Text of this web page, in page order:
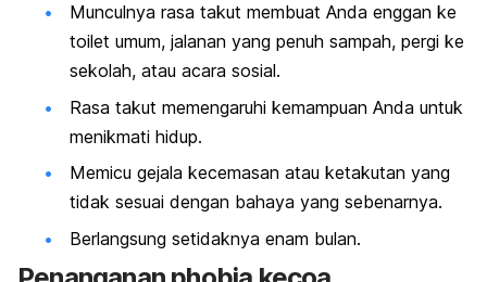
Munculnya rasa takut membuat Anda enggan ke
toilet umum, jalanan yang penuh sampah, pergi ke
sekolah, atau acara sosial.
Rasa takut memengaruhi kemampuan Anda untuk
menikmati hidup.
Memicu gejala kecemasan atau ketakutan yang
tidak sesuai dengan bahaya yang sebenarnya.
Berlangsung setidaknya enam bulan.